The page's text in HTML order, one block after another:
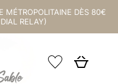
MÉTROPOLITAINE DÈS 80€
RELAY)